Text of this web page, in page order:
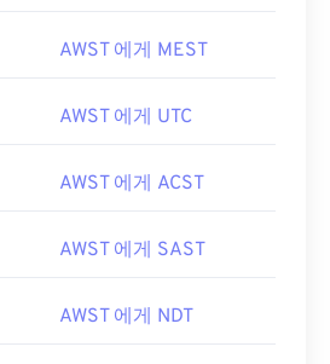
AWST 에게 MEST
AWST 에게 UTC
AWST 에게 ACST
AWST 에게 SAST
AWST 에게 NDT